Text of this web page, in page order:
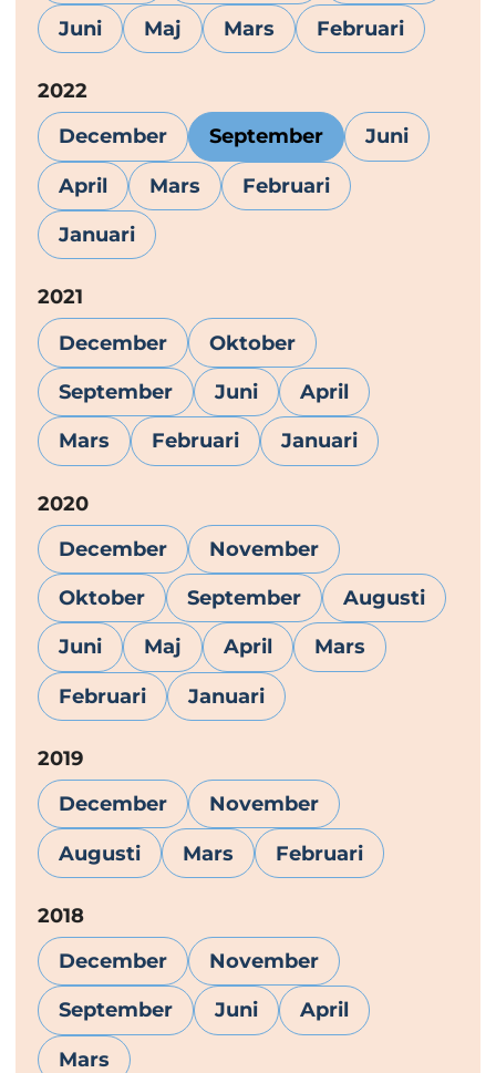
Juni Maj Mars Februari
År:
2022
December
September Juni
April Mars Februari
Januari
År:
2021
December
Oktober
September Juni April
Mars Februari Januari
År:
2020
December
November
Oktober September Augusti
Juni Maj April Mars
Februari Januari
År:
2019
December
November
Augusti Mars Februari
År:
2018
December
November
September Juni April
Mars